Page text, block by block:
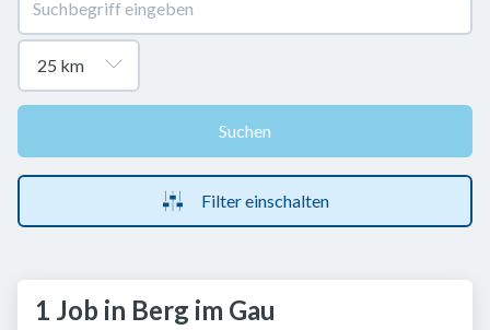
Suchen
Filter einschalten
1 Job in Berg im Gau